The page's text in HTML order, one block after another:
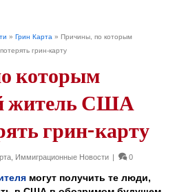
» Грин Карта » Причины, по которым
грин-карту
которым
житель США
грин-карту
Иммиграционные Новости | 0
могут получить те люди,